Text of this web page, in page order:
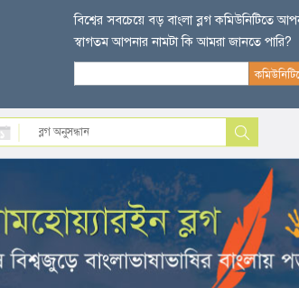
বিশ্বের সবচেয়ে বড় বাংলা ব্লগ কমিউনিটিতে
স্বাগতম আপনার নামটা কি আমরা জানতে পারি?